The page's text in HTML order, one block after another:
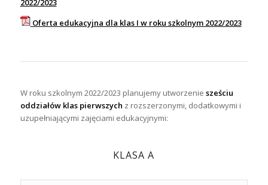
2022/2023
Oferta edukacyjna dla klas I w roku szkolnym 2022/2023
W roku szkolnym 2022/2023 planujemy utworzenie sześciu
oddziałów klas pierwszych z rozszerzonymi, dodatkowymi i
uzupełniającymi zajęciami edukacyjnymi:
KLASA A